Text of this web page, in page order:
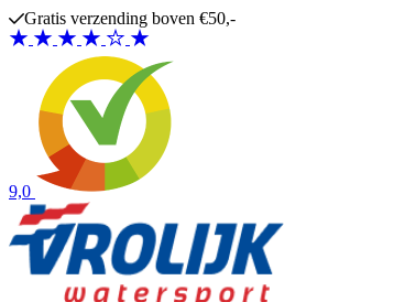
Ga naar de inhoud
Gratis verzending boven €50,-
9,0